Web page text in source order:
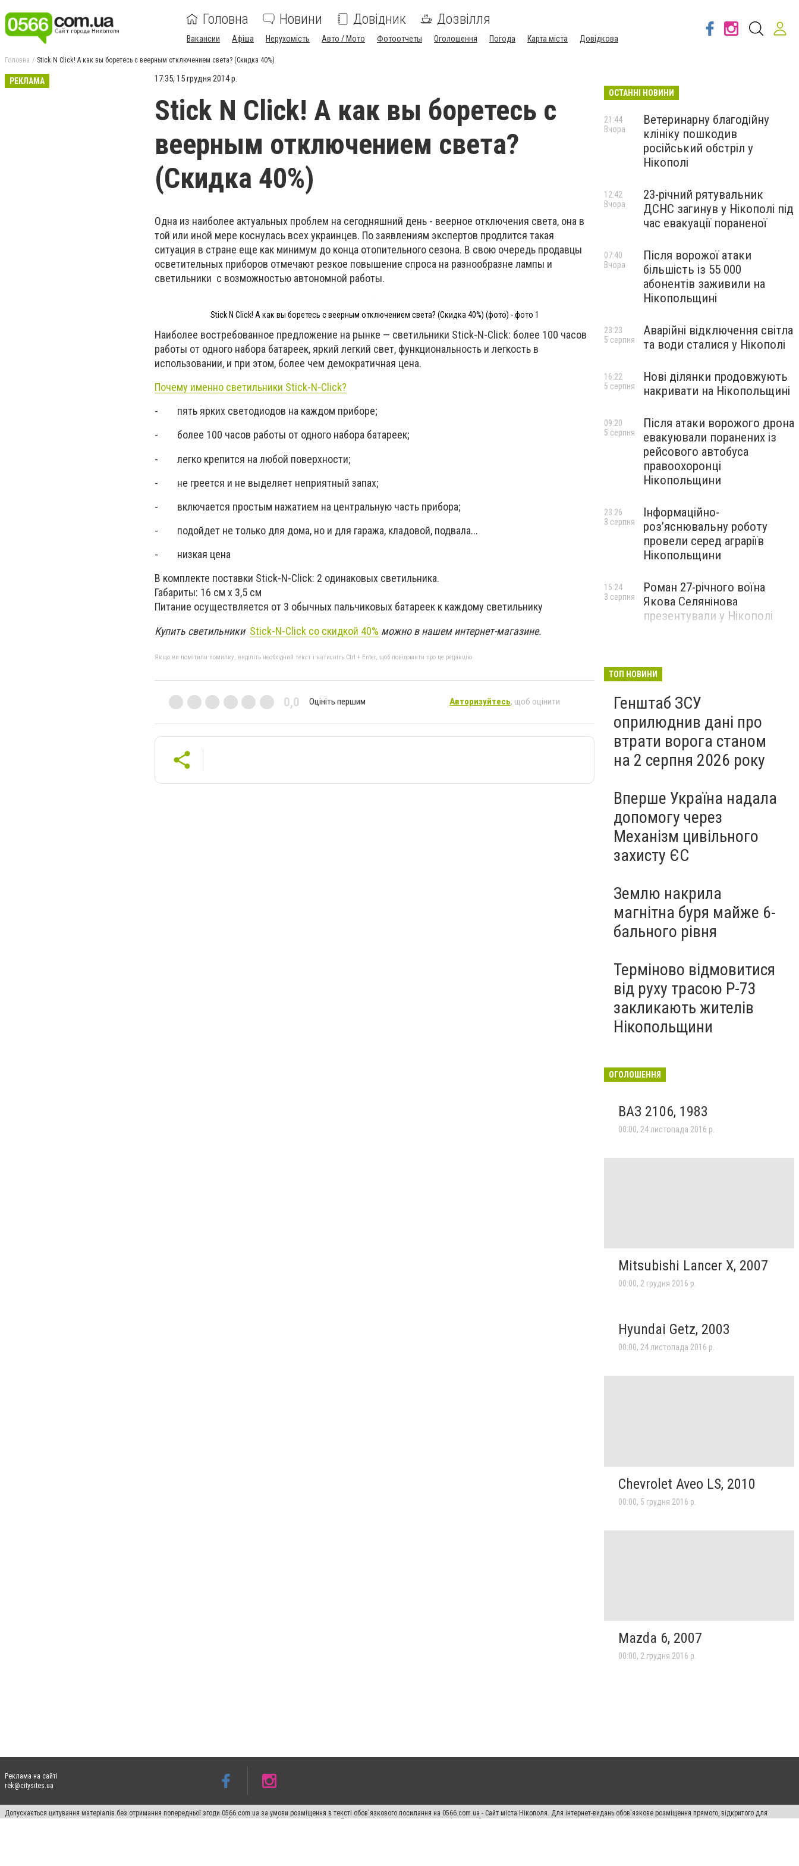
Головна Новини Довідник Дозвілля
Вакансии Афіша Нерухомість Авто / Мото Фотоотчеты Оголошення Погода Карта міста Довідкова
Головна Stick N Click! А как вы боретесь с веерным отключением света? (Скидка 40%)
РЕКЛАМА 17:35, 15 грудня 2014 р.
Stick N Click! А как вы боретесь с
веерным отключением света?
(Скидка 40%)
Одна из наиболее актуальных проблем на сегодняшний день - веерное отключения света, она в
той или иной мере коснулась всех украинцев. По заявлениям экспертов продлится такая
ситуация в стране еще как минимум до конца отопительного сезона. В свою очередь продавцы
осветительных приборов отмечают резкое повышение спроса на разнообразне лампы и
светильники с возможностью автономной работы.
Stick N Click! А как вы боретесь с веерным отключением света? (Скидка 40%) (фото) - фото 1
Наиболее востребованное предложение на рынке — светильники Stick-N-Click: более 100 часов
работы от одного набора батареек, яркий легкий свет, функциональность и легкость в
использовании, и при этом, более чем демократичная цена.
Почему именно светильники Stick-N-Click?
- пять ярких светодиодов на каждом приборе;
- более 100 часов работы от одного набора батареек;
- легко крепится на любой поверхности;
- не греется и не выделяет неприятный запах;
- включается простым нажатием на центральную часть прибора;
- подойдет не только для дома, но и для гаража, кладовой, подвала...
- низкая цена
В комплекте поставки Stick-N-Click: 2 одинаковых светильника.
Габариты: 16 см х 3,5 см
Питание осуществляется от 3 обычных пальчиковых батареек к каждому светильнику
Купить светильники Stick-N-Click со скидкой 40% можно в нашем интернет-магазине.
Якщо ви помітили помилку, виділіть необхідний текст і натисніть Ctrl + Enter, щоб повідомити про це редакцію
0,0 Оцініть першим Авторизуйтесь, щоб оцінити
ОСТАННІ НОВИНИ
Ветеринарну благодійну
клініку пошкодив
російський обстріл у
Нікополі
21:44
Вчора
23-річний рятувальник
ДСНС загинув у Нікополі під
час евакуації пораненої
12:42
Вчора
Після ворожої атаки
більшість із 55 000
абонентів заживили на
Нікопольщині
07:40
Вчора
Аварійні відключення світла
та води сталися у Нікополі
23:23
5 серпня
Нові ділянки продовжують
накривати на Нікопольщині
16:22
5 серпня
Після атаки ворожого дрона
евакуювали поранених із
рейсового автобуса
правоохоронці
Нікопольщини
09:20
5 серпня
Інформаційно-
роз’яснювальну роботу
провели серед аграріїв
Нікопольщини
23:26
3 серпня
Роман 27-річного воїна
Якова Селянінова
презентували у Нікополі
15:24
3 серпня
ТОП НОВИНИ
Генштаб ЗСУ
оприлюднив дані про
втрати ворога станом
на 2 серпня 2026 року
Вперше Україна надала
допомогу через
Механізм цивільного
захисту ЄС
Землю накрила
магнітна буря майже 6-
бального рівня
Терміново відмовитися
від руху трасою Р-73
закликають жителів
Нікопольщини
ОГОЛОШЕННЯ
ВАЗ 2106, 1983
00:00, 24 листопада 2016 р.
Mitsubishi Lancer X, 2007
00:00, 2 грудня 2016 р.
Hyundai Getz, 2003
00:00, 24 листопада 2016 р.
Chevrolet Aveo LS, 2010
00:00, 5 грудня 2016 р.
Mazda 6, 2007
00:00, 2 грудня 2016 р.
Реклама на сайті
rek@citysites.ua
Допускається цитування матеріалів без отримання попередньої згоди 0566.com.ua за умови розміщення в тексті обов'язкового посилання на 0566.com.ua - Сайт міста Нікополя. Для інтернет-видань обов'язкове розміщення прямого, відкритого для
пошукових систем гіперпосилання на цитовані статті не нижче другого абзацу в тексті або в якості джерела. Порушення виняткових прав переслідується Законом.